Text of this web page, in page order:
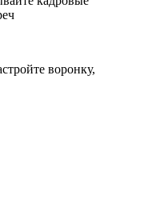
воронку,